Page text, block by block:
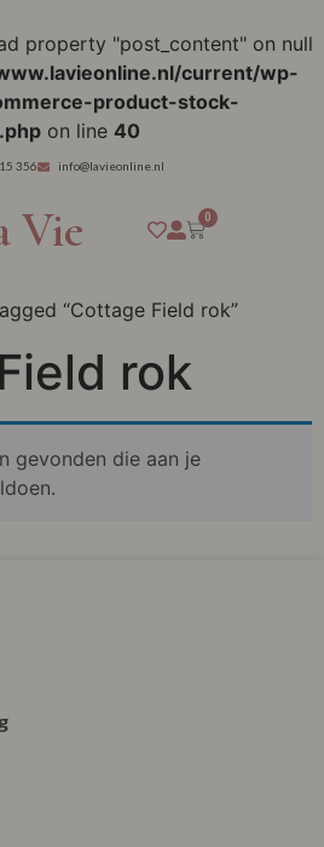
property "post_content" on null
current/wp-
product-stock-
on line 40
356 info@lavieonline.nl
Vie 0
“Cottage Field rok”
rok
gevonden die aan je